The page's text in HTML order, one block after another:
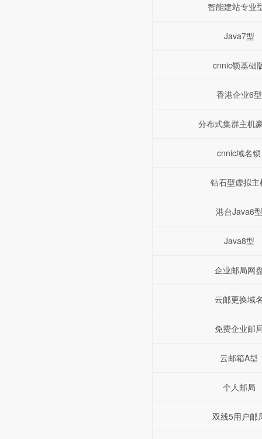
智能建站专业
Java7型
cnnic锁基础
香港企业6型
分布式集群主机
cnnic域名锁
钻石型虚拟主
港台Java6型
Java8型
企业邮局网
云邮更换域
免费企业邮
云邮箱A型
个人邮局
双线5用户邮